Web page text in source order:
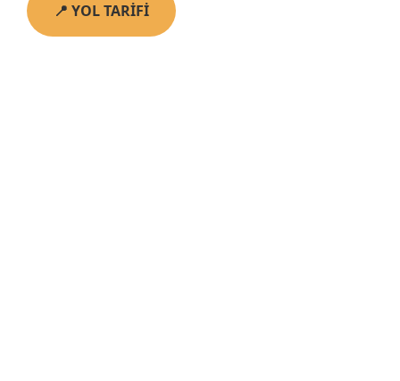
📍 YOL TARİFİ